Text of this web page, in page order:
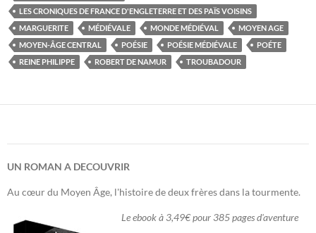
LES CRONIQUES DE FRANCE D'ENGLETERRE ET DES PAÏS VOISINS
MARGUERITE
MÉDIÉVALE MONDE MÉDIÉVAL
MOYEN AGE
MOYEN-ÂGE CENTRAL
POÉSIE POÉSIE MÉDIÉVALE
POÉTE
REINE PHILIPPE
ROBERT DE NAMUR TROUBADOUR
UN ROMAN A DECOUVRIR
Au cœur du Moyen Âge, l'histoire de deux frères dans la tourmente.
Le ebook à 3,49€ pour 385 pages d'aventure